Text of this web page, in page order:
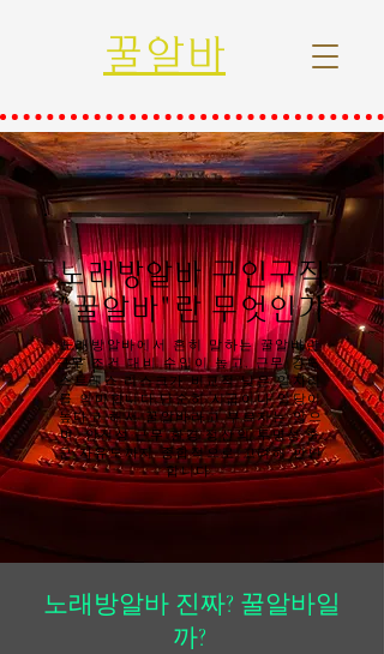
꿀알바
노래방알바 구인구직
"꿀알바"란 무엇인가
노래방알바에서 흔히 말하는 꿀알바란
근무 조건 대비 수입이 높고, 근무 강도·
스트레스·리스크가 비교적 낮은 일자리
를 의미합니다.단순히 시급이나 일당이
높다고 해서 꿀알바라고 부르지는 않으
며, 안전성·근무 환경·정산의 투명성·출
근 자유도까지 종합적으로 고려해 판단
합니다.
노래방알바 진짜? 꿀알바일
까?